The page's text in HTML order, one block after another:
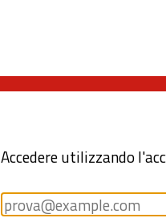
Accedere utilizzando